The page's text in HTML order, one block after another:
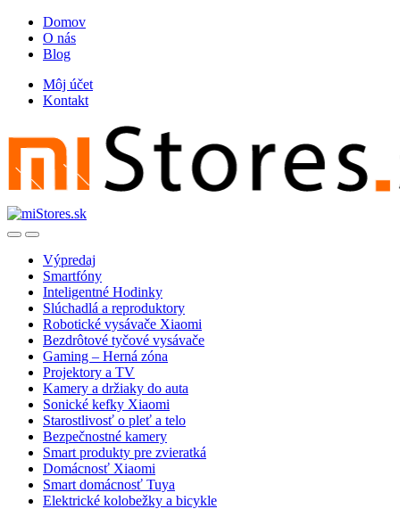
Skip
navigation
Skip
content
Domov
O nás
Blog
Môj účet
Kontakt
OpenClose
Výpredaj
Smartfóny
Inteligentné Hodinky
Slúchadlá a reproduktory
Robotické vysávače Xiaomi
Bezdrôtové tyčové vysávače
Gaming – Herná zóna
Projektory a TV
Kamery a držiaky do auta
Sonické kefky Xiaomi
Starostlivosť o pleť a telo
Bezpečnostné kamery
Smart produkty pre zvieratká
Domácnosť Xiaomi
Smart domácnosť Tuya
Elektrické kolobežky a bicykle